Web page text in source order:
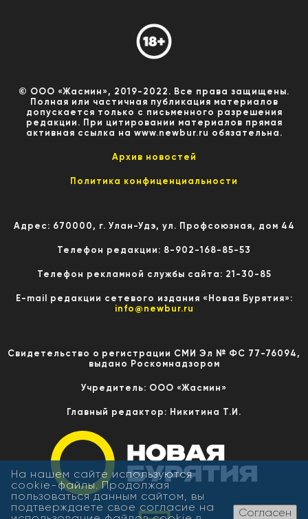
© ООО «Жасмин», 2019-2022. Все права защищены.
Полная или частичная публикация материалов
допускается только с письменного разрешения
редакции. При цитировании материалов прямая
активная ссылка на www.newbur.ru обязательна.
Архив новостей
Политика конфиценциальности
Адрес: 670000, г. Улан-Удэ, ул. Профсоюзная, дом 44
Телефон редакции: 8-902-168-85-53
Телефон рекламной службы сайта: 21-30-85
E-mail редакции сетевого издания «Новая Бурятия»:
info@newbur.ru
Свидетельство о регистрации СМИ Эл № ФС 77-76094,
выдано Роскомнадзором
Учредитель: ООО «Жасмин»
Главный редактор: Никитина Т.И.
На нашем сайте используются
cookie-файлы. Продолжая
пользоваться данным сайтом, вы
подтверждаете свое согласие на
Согласен